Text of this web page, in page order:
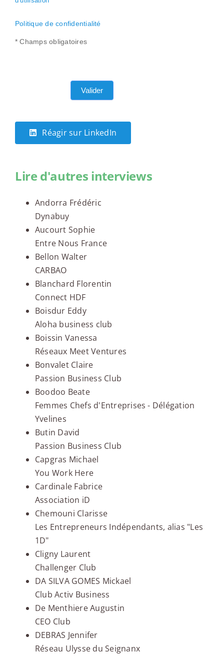
Politique de confidentialité
* Champs obligatoires
Valider
Réagir sur LinkedIn
Lire d'autres interviews
Andorra Frédéric
Dynabuy
Aucourt Sophie
Entre Nous France
Bellon Walter
CARBAO
Blanchard Florentin
Connect HDF
Boisdur Eddy
Aloha business club
Boissin Vanessa
Réseaux Meet Ventures
Bonvalet Claire
Passion Business Club
Boodoo Beate
Femmes Chefs d'Entreprises - Délégation
Yvelines
Butin David
Passion Business Club
Capgras Michael
You Work Here
Cardinale Fabrice
Association iD
Chemouni Clarisse
Les Entrepreneurs Indépendants, alias "Les
1D"
Cligny Laurent
Challenger Club
DA SILVA GOMES Mickael
Club Activ Business
De Menthiere Augustin
CEO Club
DEBRAS Jennifer
Réseau Ulysse du Seignanx